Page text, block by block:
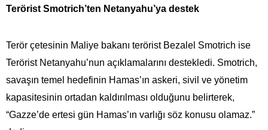
Terörist Smotrich’ten Netanyahu’ya destek
Terör çetesinin Maliye bakanı terörist Bezalel Smotrich ise
Terörist Netanyahu’nun açıklamalarını destekledi. Smotrich,
savaşın temel hedefinin Hamas’ın askeri, sivil ve yönetim
kapasitesinin ortadan kaldırılması olduğunu belirterek,
“Gazze’de ertesi gün Hamas’ın varlığı söz konusu olamaz.”